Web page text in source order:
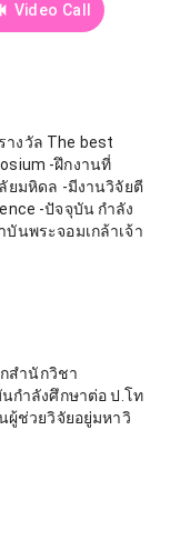
Video Call
างวัล The best
-ฝึกงานที่
ยมหิดล -มีงานวิจัยตี
-ปัจจุบัน กำลัง
นพระจอมเกล้าเจ้า
สำนักวิชา
กำลังศึกษาต่อ ป.โท
ผู้ช่วยวิจัยอยู่มหาวิ